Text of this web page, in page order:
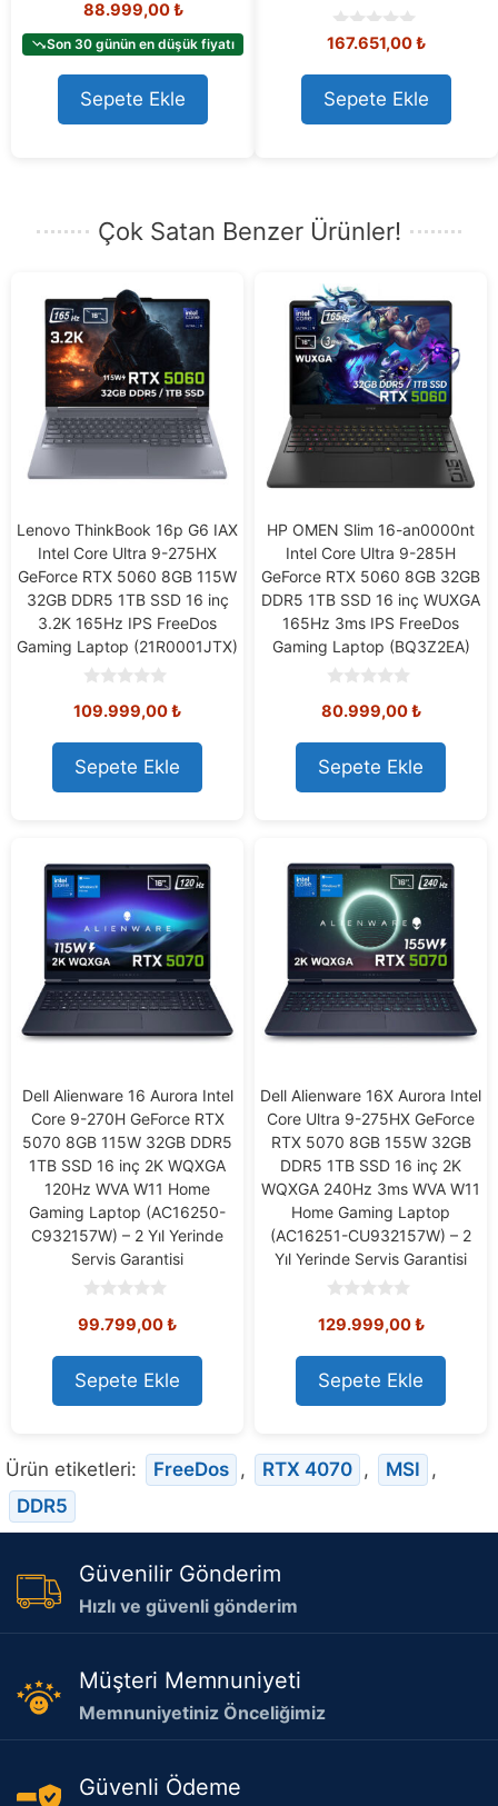
o
t
o
f
5
88.999,00₺
Son 30 günün en düşük fiyatı
Sepete Ekle
0
u
t
o
167.651,00₺
Sepete Ekle
Çok Satan Benzer Ürünler!
Lenovo ThinkBook 16p G6 IAX
Intel Core Ultra 9-275HX
GeForce RTX 5060 8GB 115W
32GB DDR5 1TB SSD 16 inç
3.2K 165Hz IPS FreeDos
Gaming Laptop (21R0001JTX)
o
t
o
f
5
109.999,00₺
Sepete Ekle
HP OMEN Slim 16-an0000nt
Intel Core Ultra 9-285H
GeForce RTX 5060 8GB 32GB
DDR5 1TB SSD 16 inç WUXGA
165Hz 3ms IPS FreeDos
Gaming Laptop (BQ3Z2EA)
o
t
o
f
5
80.999,00₺
Sepete Ekle
Dell Alienware 16 Aurora Intel
Core 9-270H GeForce RTX
5070 8GB 115W 32GB DDR5
1TB SSD 16 inç 2K WQXGA
120Hz WVA W11 Home
Gaming Laptop (AC16250-
C932157W) – 2 Yıl Yerinde
Servis Garantisi
o
t
o
f
5
99.799,00₺
Sepete Ekle
Dell Alienware 16X Aurora Intel
Core Ultra 9-275HX GeForce
RTX 5070 8GB 155W 32GB
DDR5 1TB SSD 16 inç 2K
WQXGA 240Hz 3ms WVA W11
Home Gaming Laptop
(AC16251-CU932157W) – 2
Yıl Yerinde Servis Garantisi
o
t
o
f
5
129.999,00₺
Sepete Ekle
Ürün etiketleri: FreeDos , RTX 4070 , MSI
,
DDR5
Güvenilir Gönderim
Hızlı ve güvenli gönderim
Müşteri Memnuniyeti
Memnuniyetiniz Önceliğimiz
Güvenli Ödeme